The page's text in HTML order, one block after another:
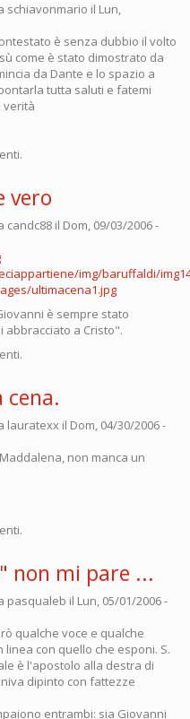
schiavonmario il Lun,
è senza dubbio il volto
come è stato dimostrato da
da Dante e lo spazio a
tutta saluti e fatemi
verità
vero
candc88 il Dom, 09/03/2006 -
img/baruffaldi/
ultimacena1.jpg
è sempre stato
a Cristo".
lauratexx il Dom, 04/30/2006 -
non manca un
non mi pare ...
pasqualeb il Lun, 05/01/2006 -
qualche voce e qualche
con quello che esponi. S.
è l'apostolo alla destra di
dipinto con fattezze
entrambi: sia Giovanni